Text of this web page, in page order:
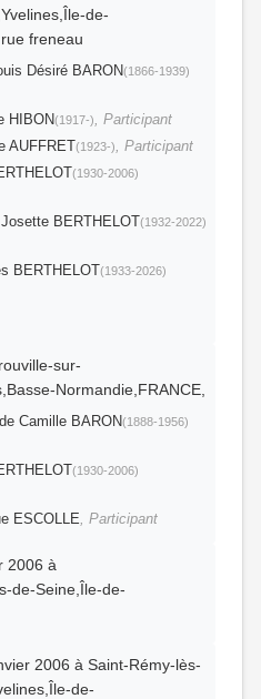
de-
freneau
Désiré BARON(1866-1939)
HIBON(1917-), Participant
AUFFRET(1923-), Participant
(1930-2006)
BERTHELOT(1932-2022)
BERTHELOT(1933-2026)
sur-
Normandie,FRANCE,
Camille BARON(1888-1956)
(1930-2006)
ESCOLLE, Participant
2006 à
de-Seine,Île-de-
2006 à Saint-Rémy-lès-
de-